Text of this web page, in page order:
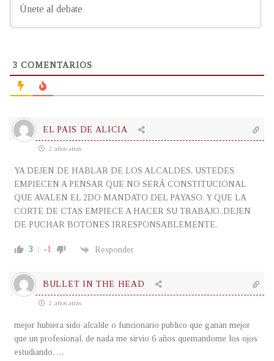
3 COMENTARIOS
EL PAIS DE ALICIA
2 años atrás
YA DEJEN DE HABLAR DE LOS ALCALDES, USTEDES
EMPIECEN A PENSAR QUE NO SERÁ CONSTITUCIONAL
QUE AVALEN EL 2DO MANDATO DEL PAYASO. Y QUE LA
CORTE DE CTAS EMPIECE A HACER SU TRABAJO..DEJEN
DE PUCHAR BOTONES IRRESPONSABLEMENTE.
3 -1 Responder
BULLET IN THE HEAD
2 años atrás
mejor hubiera sido alcalde o funcionario publico que ganan mejor
que un profesional, de nada me sirvio 6 años quemandome los ojos
estudiando…,